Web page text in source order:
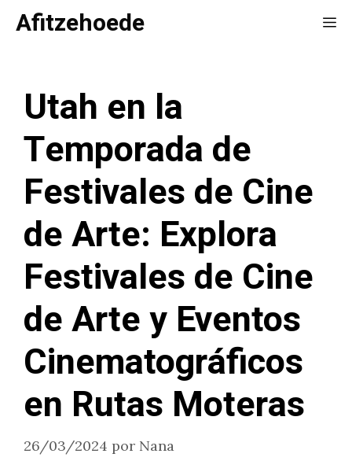
Saltar
Afitzehoede
Utah en la
Temporada de
Festivales de Cine
de Arte: Explora
Festivales de Cine
de Arte y Eventos
Cinematográficos
en Rutas Moteras
26/03/2024 por Nana